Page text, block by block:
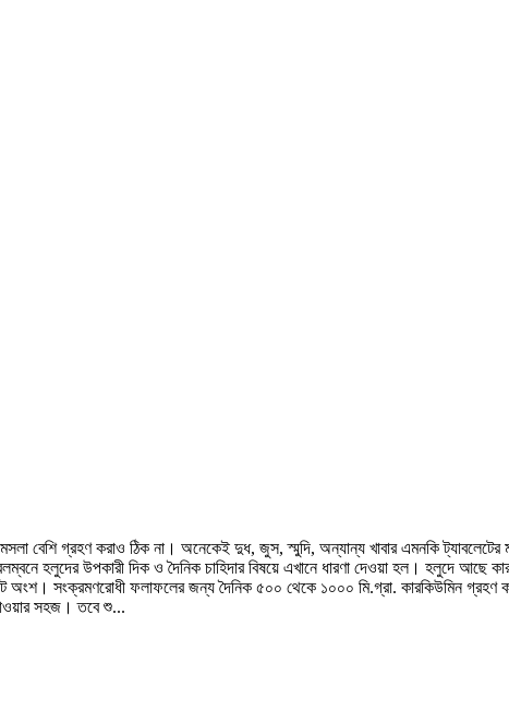
বেশি গ্রহণ করাও ঠিক না। অনেকেই দুধ, জুস, স্মুদি, অন্যান্য খাবার এমনকি ট্যাবলেটের
হলুদের উপকারী দিক ও দৈনিক চাহিদার বিষয়ে এখানে ধারণা দেওয়া হল। হলুদে আছে
অংশ। সংক্রমণরোধী ফলাফলের জন্য দৈনিক ৫০০ থেকে ১০০০ মি.গ্রা. কারকিউমিন গ্রহণ
সহজ। তবে শু...